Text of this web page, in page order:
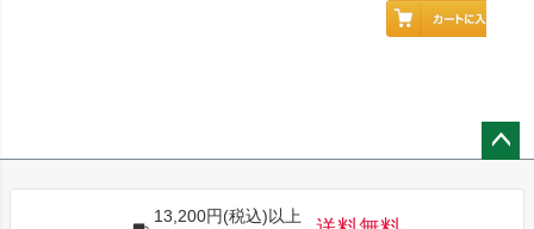
13,200円(税込)以上